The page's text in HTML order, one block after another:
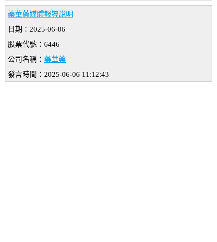
藥華藥媒體報導說明
日期：2025-06-06
股票代號：6446
公司名稱： 藥華藥
發言時間：2025-06-06 11:12:43